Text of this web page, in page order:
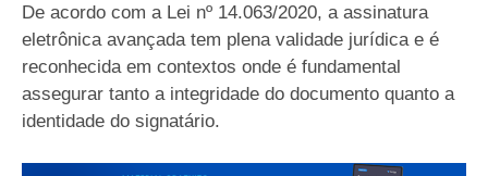
De acordo com a Lei nº 14.063/2020, a assinatura
eletrônica avançada tem plena validade jurídica e é
reconhecida em contextos onde é fundamental
assegurar tanto a integridade do documento quanto a
identidade do signatário.